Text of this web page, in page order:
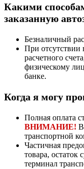
Какими
заказанную
Безналичный
При отсутствии
расчетного
физическому
банке.
Когда я могу
Полная оплата
ВНИМАНИЕ! В
транспортной
Частичная
товара, остаток
терминал